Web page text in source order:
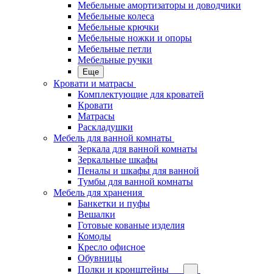
Мебельные амортизаторы и доводчики
Мебельные колеса
Мебельные крючки
Мебельные ножки и опоры
Мебельные петли
Мебельные ручки
Еще
Кровати и матрасы
Комплектующие для кроватей
Кровати
Матрасы
Раскладушки
Мебель для ванной комнаты
Зеркала для ванной комнаты
Зеркальные шкафы
Пеналы и шкафы для ванной
Тумбы для ванной комнаты
Мебель для хранения
Банкетки и пуфы
Вешалки
Готовые кованые изделия
Комоды
Кресло офисное
Обувницы
Полки и кронштейны